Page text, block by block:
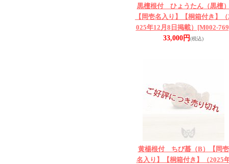
黒檀根付 ひょうたん（黒檀
【岡壱名入り】【桐箱付き】
025年12月8日掲載） [M002-
33,000円(税込)
黄楊根付 ちび蟇（B）【岡壱
名入り】【桐箱付き】（2025